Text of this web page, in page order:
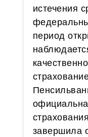
истечения
период
завершила